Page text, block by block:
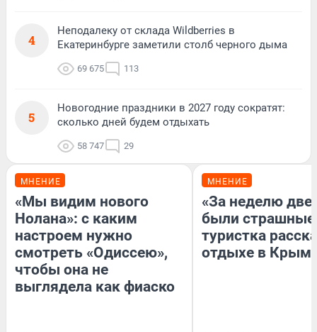
4
Неподалеку от склада Wildberries в
Екатеринбурге заметили столб черного дыма
69 675 113
5
Новогодние праздники в 2027 году сократят:
сколько дней будем отдыхать
58 747 29
МНЕНИЕ
«Мы видим нового
Нолана»: с каким
настроем нужно
смотреть «Одиссею»,
чтобы она не
выглядела как фиаско
МНЕНИЕ
«За неделю две
были
туристка
отдыхе в